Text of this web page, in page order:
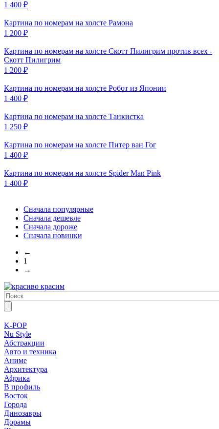
1 400 ₽
Картина по номерам на холсте Рамона
1 200 ₽
Картина по номерам на холсте Скотт Пилигрим против всех -
Скотт Пилигрим
1 200 ₽
Картина по номерам на холсте Робот из Японии
1 400 ₽
Картина по номерам на холсте Танкистка
1 250 ₽
Картина по номерам на холсте Питер ван Гог
1 400 ₽
Картина по номерам на холсте Spider Man Pink
1 400 ₽
Сначала популярные
Сначала дешевле
Сначала дороже
Сначала новинки
←
1
→
K-POP
Nu Style
Абстракции
Авто и техника
Аниме
Архитектура
Африка
В профиль
Восток
Города
Динозавры
Дорамы